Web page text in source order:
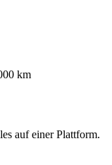
km
auf einer Plattform.